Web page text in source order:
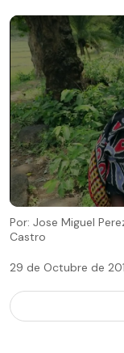
Por: Jose Miguel
Castro
29 de Octubre de